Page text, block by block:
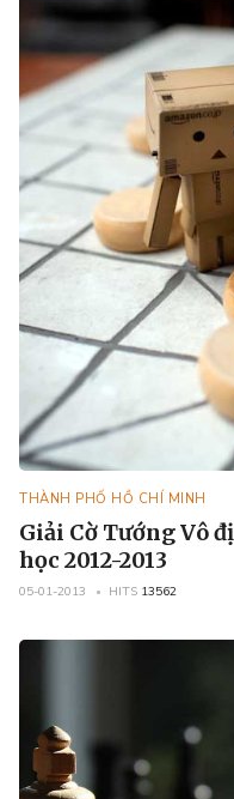
THÀNH PHỐ HỒ CHÍ MINH
Giải Cờ Tướng Vô
học 2012-2013
05-01-2013 HITS 13562